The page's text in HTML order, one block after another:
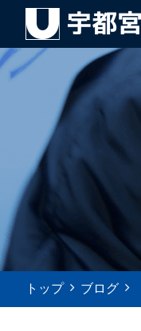
トップ ブログ